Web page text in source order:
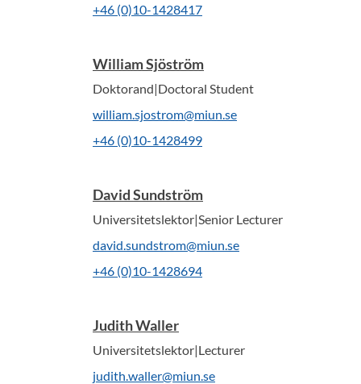
+46 (0)10-1428417
William Sjöström
Doktorand|Doctoral Student
william.sjostrom@miun.se
+46 (0)10-1428499
David Sundström
Universitetslektor|Senior Lecturer
david.sundstrom@miun.se
+46 (0)10-1428694
Judith Waller
Universitetslektor|Lecturer
judith.waller@miun.se